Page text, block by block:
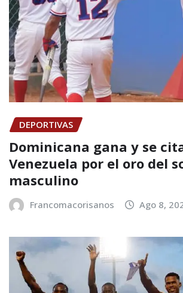
DEPORTIVAS
Dominicana gana y se
Venezuela por el oro del
masculino
Francomacorisanos Ago 8,